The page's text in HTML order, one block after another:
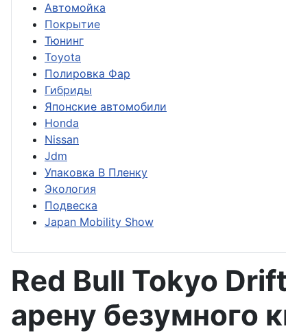
Автомойка
Покрытие
Тюнинг
Toyota
Полировка Фар
Гибриды
Японские автомобили
Honda
Nissan
Jdm
Упаковка В Пленку
Экология
Подвеска
Japan Mobility Show
Red Bull Tokyo
арену безумного